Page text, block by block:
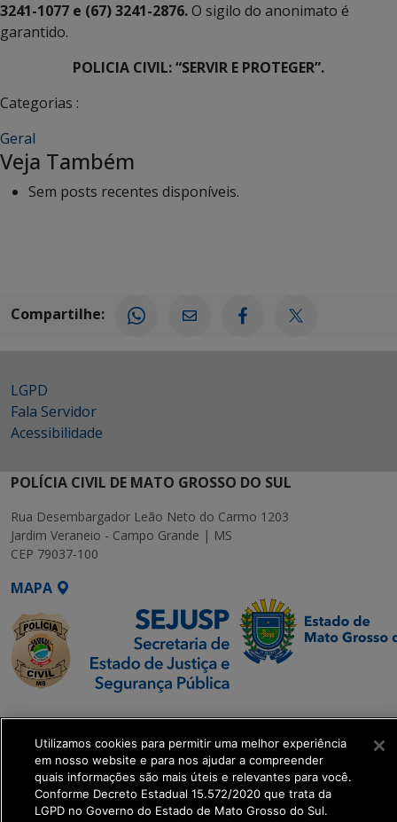
3241-1077 e (67) 3241-2876.O sigilo do anonimato é
garantido.
POLICIA CIVIL: “SERVIR E PROTEGER”.
Categorias :
Geral
Veja Também
Sem posts recentes disponíveis.
Compartilhe:
LGPD
Fala Servidor
Acessibilidade
POLÍCIA CIVIL DE MATO GROSSO DO SUL
Rua Desembargador Leão Neto do Carmo 1203
Jardim Veraneio - Campo Grande | MS
CEP 79037-100
MAPA
SETDIG | Secretaria-
Executiva de
Transformação Digital
get_footer();
Utilizamos cookies para permitir uma melhor experiência
em nosso website e para nos ajudar a compreender
quais informações são mais úteis e relevantes para você.
Conforme Decreto Estadual 15.572/2020 que trata da
LGPD no Governo do Estado de Mato Grosso do Sul.